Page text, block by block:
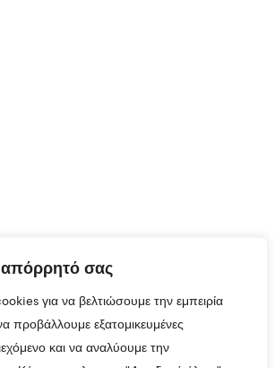
απόρρητό σας
για να βελτιώσουμε την εμπειρία
προβάλλουμε εξατομικευμένες
και να αναλύουμε την